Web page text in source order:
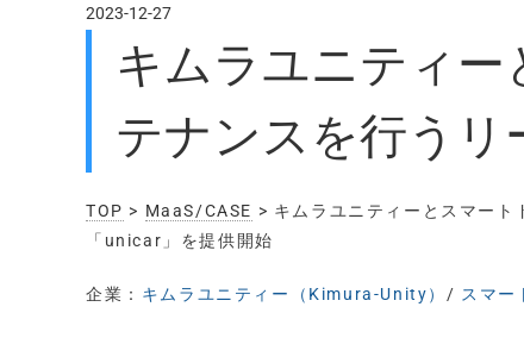
2023-12-27
キムラユニティ
テナンスを行うリ
TOP > MaaS/CASE > キムラユニティーとスマー
「unicar」を提供開始
企業： キムラユニティー（Kimura-Unity） / スマー